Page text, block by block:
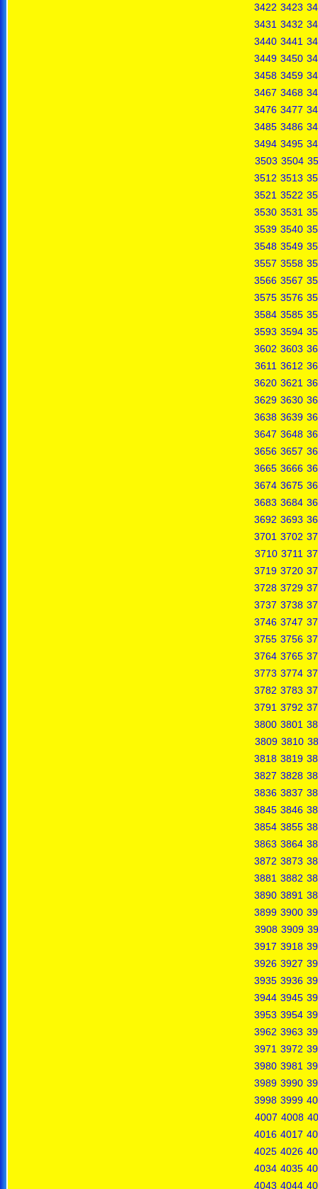
3422 3423
3431 3432
3440 3441
3449 3450
3458 3459
3467 3468
3476 3477
3485 3486
3494 3495
3503 3504
3512 3513
3521 3522
3530 3531
3539 3540
3548 3549
3557 3558
3566 3567
3575 3576
3584 3585
3593 3594
3602 3603
3611 3612
3620 3621
3629 3630
3638 3639
3647 3648
3656 3657
3665 3666
3674 3675
3683 3684
3692 3693
3701 3702
3710 3711
3719 3720
3728 3729
3737 3738
3746 3747
3755 3756
3764 3765
3773 3774
3782 3783
3791 3792
3800 3801
3809 3810
3818 3819
3827 3828
3836 3837
3845 3846
3854 3855
3863 3864
3872 3873
3881 3882
3890 3891
3899 3900
3908 3909
3917 3918
3926 3927
3935 3936
3944 3945
3953 3954
3962 3963
3971 3972
3980 3981
3989 3990
3998 3999
4007 4008
4016 4017
4025 4026
4034 4035
4043 4044